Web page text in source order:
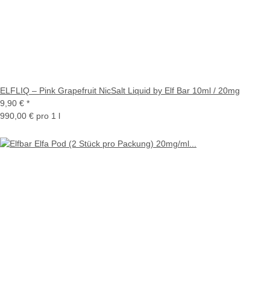
ELFLIQ – Pink Grapefruit NicSalt Liquid by Elf Bar 10ml / 20mg
9,90 € *
990,00 € pro 1 l